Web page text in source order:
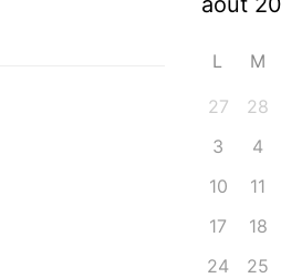
L M
27 28
3
4
10
11
17
18
24
25